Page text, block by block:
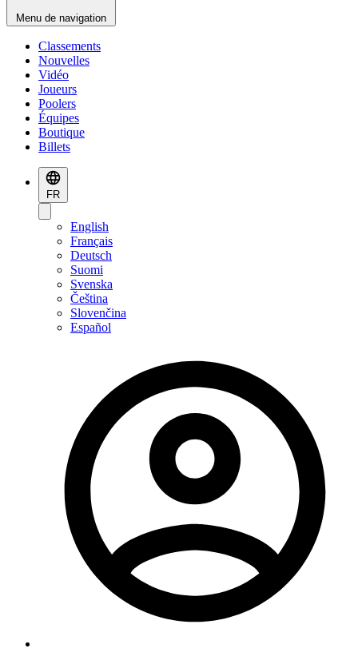
Menu de navigation
Classements
Nouvelles
Vidéo
Joueurs
Poolers
Équipes
Boutique
Billets
FR
English
Français
Deutsch
Suomi
Svenska
Čeština
Slovenčina
Español